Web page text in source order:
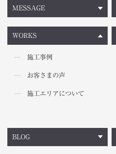
MESSAGE
WORKS
施工事例
お客さまの声
施工エリアについて
BLOG